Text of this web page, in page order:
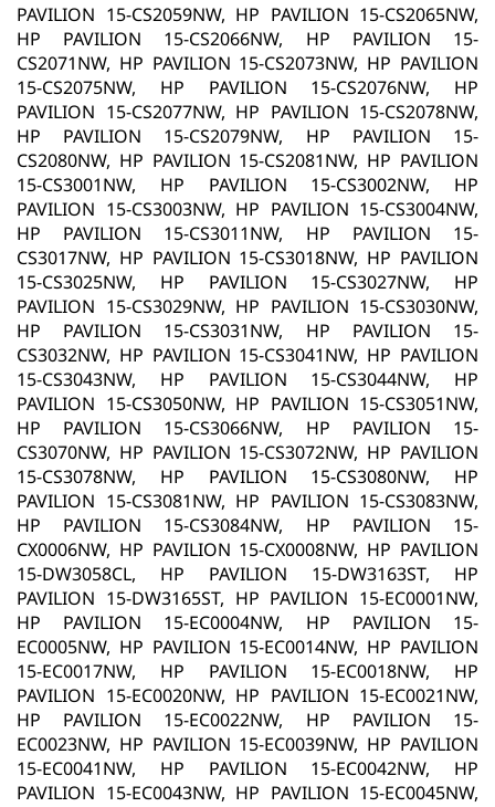
PAVILION 15-CS2059NW, HP PAVILION 15-CS2065NW,
HP PAVILION 15-CS2066NW, HP PAVILION 15-
CS2071NW, HP PAVILION 15-CS2073NW, HP PAVILION
15-CS2075NW, HP PAVILION 15-CS2076NW, HP
PAVILION 15-CS2077NW, HP PAVILION 15-CS2078NW,
HP PAVILION 15-CS2079NW, HP PAVILION 15-
CS2080NW, HP PAVILION 15-CS2081NW, HP PAVILION
15-CS3001NW, HP PAVILION 15-CS3002NW, HP
PAVILION 15-CS3003NW, HP PAVILION 15-CS3004NW,
HP PAVILION 15-CS3011NW, HP PAVILION 15-
CS3017NW, HP PAVILION 15-CS3018NW, HP PAVILION
15-CS3025NW, HP PAVILION 15-CS3027NW, HP
PAVILION 15-CS3029NW, HP PAVILION 15-CS3030NW,
HP PAVILION 15-CS3031NW, HP PAVILION 15-
CS3032NW, HP PAVILION 15-CS3041NW, HP PAVILION
15-CS3043NW, HP PAVILION 15-CS3044NW, HP
PAVILION 15-CS3050NW, HP PAVILION 15-CS3051NW,
HP PAVILION 15-CS3066NW, HP PAVILION 15-
CS3070NW, HP PAVILION 15-CS3072NW, HP PAVILION
15-CS3078NW, HP PAVILION 15-CS3080NW, HP
PAVILION 15-CS3081NW, HP PAVILION 15-CS3083NW,
HP PAVILION 15-CS3084NW, HP PAVILION 15-
CX0006NW, HP PAVILION 15-CX0008NW, HP PAVILION
15-DW3058CL, HP PAVILION 15-DW3163ST, HP
PAVILION 15-DW3165ST, HP PAVILION 15-EC0001NW,
HP PAVILION 15-EC0004NW, HP PAVILION 15-
EC0005NW, HP PAVILION 15-EC0014NW, HP PAVILION
15-EC0017NW, HP PAVILION 15-EC0018NW, HP
PAVILION 15-EC0020NW, HP PAVILION 15-EC0021NW,
HP PAVILION 15-EC0022NW, HP PAVILION 15-
EC0023NW, HP PAVILION 15-EC0039NW, HP PAVILION
15-EC0041NW, HP PAVILION 15-EC0042NW, HP
PAVILION 15-EC0043NW, HP PAVILION 15-EC0045NW,